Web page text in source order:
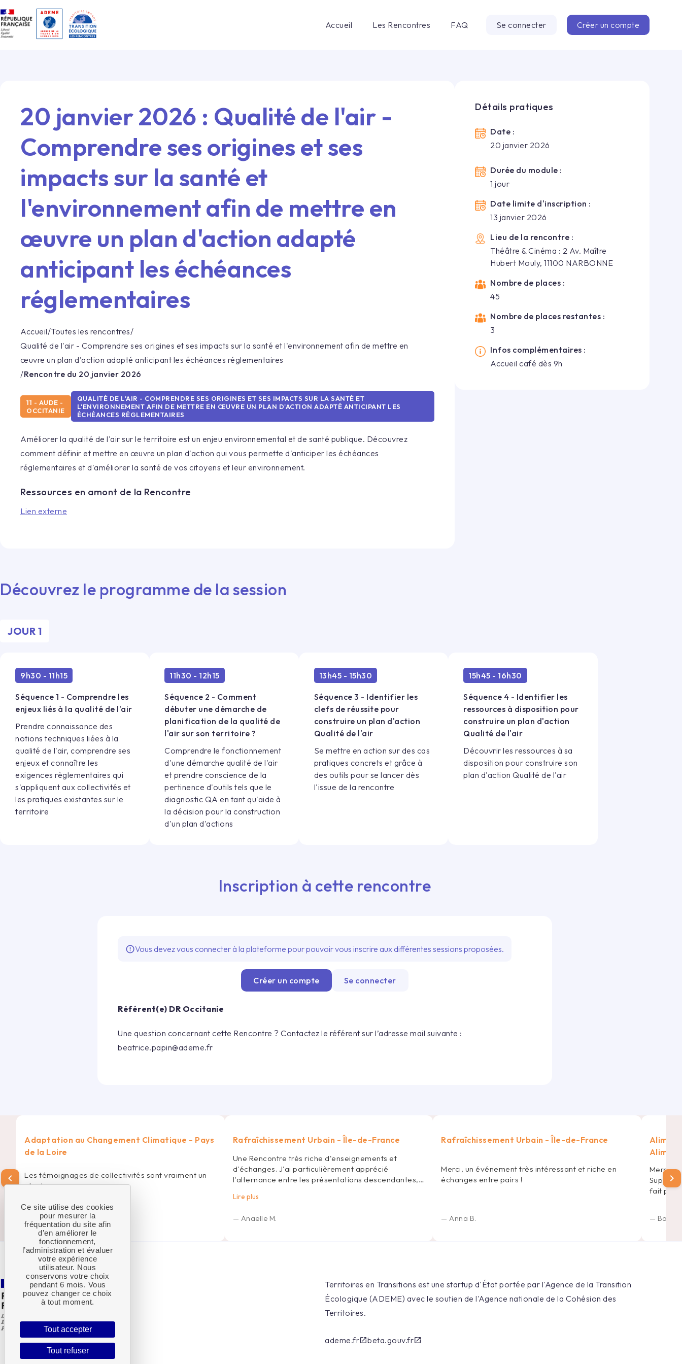
Accueil Les Rencontres FAQ Se connecter Créer un compte
20 janvier 2026 : Qualité de l'air -
Comprendre ses origines et ses
impacts sur la santé et
l'environnement afin de mettre en
œuvre un plan d'action adapté
anticipant les échéances
réglementaires
Accueil/Toutes les rencontres/
Qualité de l'air - Comprendre ses origines et ses impacts sur la santé et l'environnement afin de mettre en
œuvre un plan d'action adapté anticipant les échéances réglementaires
/Rencontre du 20 janvier 2026
11 - AUDE -
OCCITANIE
QUALITÉ DE L'AIR - COMPRENDRE SES ORIGINES ET SES IMPACTS SUR LA SANTÉ ET
L'ENVIRONNEMENT AFIN DE METTRE EN ŒUVRE UN PLAN D'ACTION ADAPTÉ ANTICIPANT LES
ÉCHÉANCES RÉGLEMENTAIRES
Améliorer la qualité de l'air sur le territoire est un enjeu environnemental et de santé publique. Découvrez
comment définir et mettre en œuvre un plan d'action qui vous permette d'anticiper les échéances
réglementaires et d'améliorer la santé de vos citoyens et leur environnement.
Ressources en amont de la Rencontre
Lien externe
Détails pratiques
Date :
20 janvier 2026
Durée du module :
1 jour
Date limite d'inscription :
13 janvier 2026
Lieu de la rencontre :
Théâtre & Cinéma : 2 Av. Maître
Hubert Mouly, 11100 NARBONNE
Nombre de places :
45
Nombre de places restantes :
3
Infos complémentaires :
Accueil café dès 9h
Découvrez le programme de la session
JOUR 1
9h30 - 11h15
Séquence 1 - Comprendre les
enjeux liés à la qualité de l'air
Prendre connaissance des
notions techniques liées à la
qualité de l'air, comprendre ses
enjeux et connaître les
exigences règlementaires qui
s'appliquent aux collectivités et
les pratiques existantes sur le
territoire
11h30 - 12h15
Séquence 2 - Comment
débuter une démarche de
planification de la qualité de
l'air sur son territoire ?
Comprendre le fonctionnement
d'une démarche qualité de l'air
et prendre conscience de la
pertinence d'outils tels que le
diagnostic QA en tant qu'aide à
la décision pour la construction
d'un plan d'actions
13h45 - 15h30
Séquence 3 - Identifier les
clefs de réussite pour
construire un plan d'action
Qualité de l'air
Se mettre en action sur des cas
pratiques concrets et grâce à
des outils pour se lancer dès
l'issue de la rencontre
15h45 - 16h30
Séquence 4 - Identifier les
ressources à disposition pour
construire un plan d'action
Qualité de l'air
Découvrir les ressources à sa
disposition pour construire son
plan d'action Qualité de l'air
Inscription à cette rencontre
error_outlineVous devez vous connecter à la plateforme pour pouvoir vous inscrire aux différentes sessions proposées.
Créer un compte Se connecter
Référent(e) DR Occitanie
Une question concernant cette Rencontre ? Contactez le référent sur l’adresse mail suivante :
beatrice.papin@ademe.fr
chevron_left
Adaptation au Changement Climatique - Pays
de la Loire
Les témoignages de collectivités sont vraiment un
plus !
Elise S.
Rafraîchissement Urbain - Île-de-France
Une Rencontre très riche d'enseignements et
d'échanges. J'ai particulièrement apprécié
l'alternance entre les présentations descendantes,
Lire plus
— Anaelle M.
Rafraîchissement Urbain - Île-de-France
Merci, un événement très intéressant et riche en
échanges entre pairs !
—Anna B.
Merci
Super
fait pour
—
chevron_right
Territoires en Transitions est une startup d'État portée par l'Agence de la Transition
Écologique (ADEME) avec le soutien de l'Agence nationale de la Cohésion des
Territoires.
ademe.fropen_in_newbeta.gouv.fropen_in_new
Ce site utilise des cookies
pour mesurer la
fréquentation du site afin
d’en améliorer le
fonctionnement,
l’administration et évaluer
votre expérience
utilisateur. Nous
conservons votre choix
pendant 6 mois. Vous
pouvez changer ce choix
à tout moment.
Tout accepter
Tout refuser